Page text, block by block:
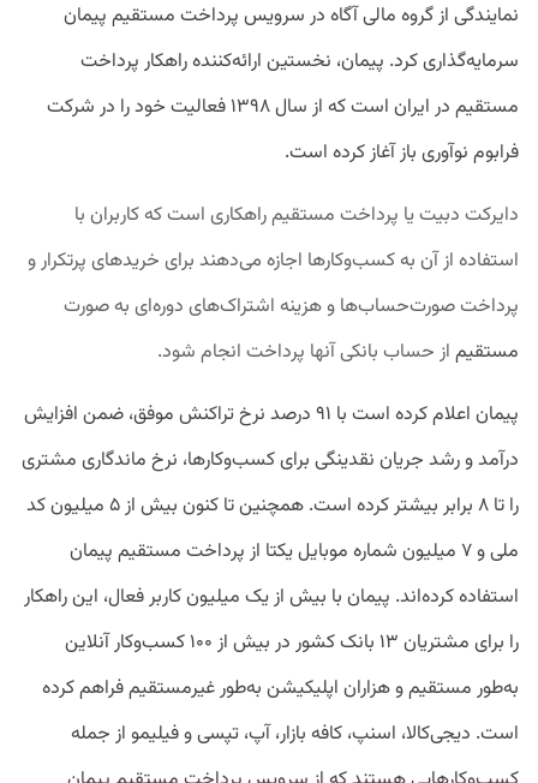
نمایندگی از گروه مالی آگاه در سرویس پرداخت مستقیم پیمان
سرمایه‌گذاری کرد. پیمان، نخستین ارائه‌کننده راهکار پرداخت
مستقیم در ایران است که از سال ۱۳۹۸ فعالیت خود را در شرکت
فرابوم نوآوری باز آغاز کرده است.
دایرکت دبیت یا پرداخت مستقیم راهکاری است که کاربران با
استفاده از آن به کسب‌وکارها اجازه می‌دهند برای خریدهای پرتکرار و
پرداخت صورت‌حساب‌ها و هزینه اشتراک‌های دوره‌ای به صورت
مستقیم از حساب بانکی‌ آنها پرداخت انجام شود.
پیمان اعلام کرده است با ۹۱ درصد نرخ تراکنش موفق، ضمن افزایش
درآمد و رشد جریان نقدینگی برای کسب‌وکارها، نرخ ماندگاری مشتری
را تا ۸ برابر بیشتر کرده است. همچنین تا کنون بیش از ۵ میلیون کد
ملی و ۷ میلیون شماره موبایل یکتا از پرداخت مستقیم پیمان
استفاده کرد‌‌ه‌اند. پیمان با بیش از یک میلیون کاربر فعال، این راهکار
را برای مشتریان ۱۳ بانک کشور در بیش از ۱۰۰ کسب‌وکار آنلاین
به‌طور مستقیم و هزاران اپلیکیشن به‌طور غیرمستقیم فراهم کرده
است. دیجی‌کالا، اسنپ، کافه بازار، آپ، تپسی و فیلیمو از جمله